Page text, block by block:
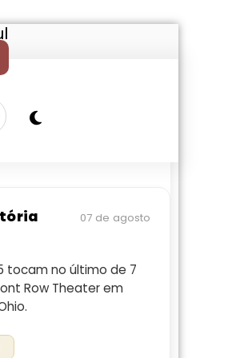
07 de agosto
tocam no último de 7
Row Theater em